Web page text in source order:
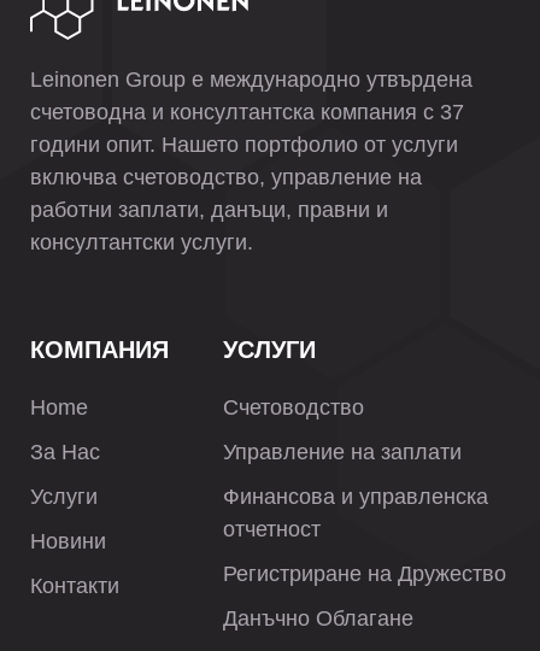
Leinonen Group е международно утвърдена
счетоводна и консултантска компания с 37
години опит. Нашето портфолио от услуги
включва счетоводство, управление на
работни заплати, данъци, правни и
консултантски услуги.
КОМПАНИЯ
Home
За Нас
Услуги
Новини
Контакти
УСЛУГИ
Счетоводство
Управление на заплати
Финансова и управленска
отчетност
Регистриране на Дружество
Данъчно Облагане